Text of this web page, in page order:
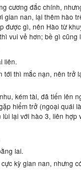
cương đắc chính,
gian nan, lại thêm hào
được gì, nên Hào từ
vui vẻ hơn; bề gì cũng
liên.
tới thì mắc nạn, nên trở
kém tài, đã tiến lên
hiểm trở (ngoại quái
lùi lại với hào 3, liên hợp
lai.
kỳ gian nan, nhưng